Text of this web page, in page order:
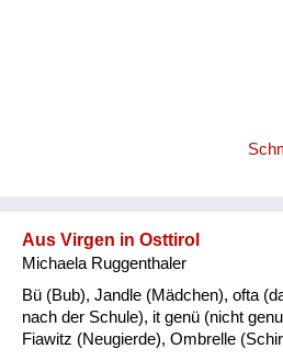
Aus Virgen in Osttirol
Michaela Ruggenthaler
Bü (Bub), Jandle (Mädchen), ofta
nach der Schule), it genü (nicht
Fiawitz (Neugierde), Ombrelle